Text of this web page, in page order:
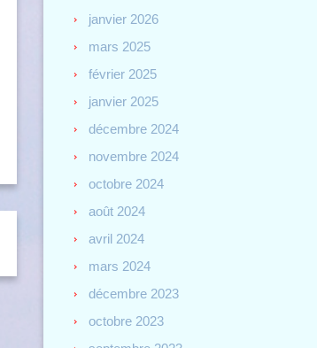
janvier 2026
mars 2025
février 2025
janvier 2025
décembre 2024
novembre 2024
octobre 2024
août 2024
avril 2024
mars 2024
décembre 2023
octobre 2023